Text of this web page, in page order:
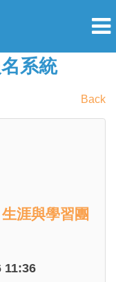
系統
Back
涯與學習團
11:36